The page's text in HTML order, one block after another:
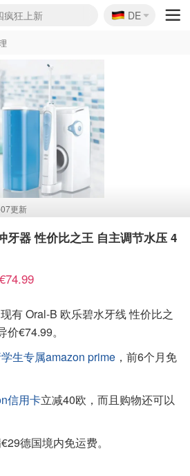
抢！
疯狂上新
大促
随时失效
家85折
额外叠85折
促！每日更新
！5折起+叠9折
仅€192
🇩🇪
DE
更新
牙器 性价比之王 自主调节水压 4
有 Oral-B 欧乐碧水牙线 性价比之
价€74.99。
生专属amazon prime ，前6个月免
信用卡立减40欧，而且购物还可以
德国境内免运费。